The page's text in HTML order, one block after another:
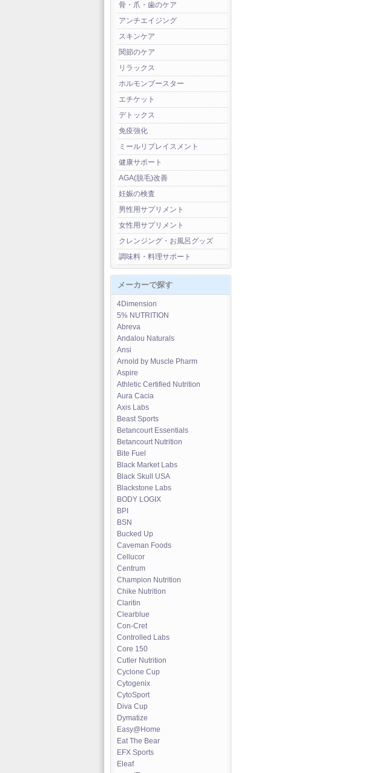
骨・爪・歯のケア
アンチエイジング
スキンケア
関節のケア
リラックス
ホルモンブースター
エチケット
デトックス
免疫強化
ミールリプレイスメント
健康サポート
AGA(脱毛)改善
妊娠の検査
男性用サプリメント
女性用サプリメント
クレンジング・お風呂グッズ
調味料・料理サポート
メーカーで探す
4Dimension
5% NUTRITION
Abreva
Andalou Naturals
Ansi
Arnold by Muscle Pharm
Aspire
Athletic Certified Nutrition
Aura Cacia
Axis Labs
Beast Sports
Betancourt Essentials
Betancourt Nutrition
Bite Fuel
Black Market Labs
Black Skull USA
Blackstone Labs
BODY LOGIX
BPI
BSN
Bucked Up
Caveman Foods
Cellucor
Centrum
Champion Nutrition
Chike Nutrition
Claritin
Clearblue
Con-Cret
Controlled Labs
Core 150
Cutler Nutrition
Cyclone Cup
Cytogenix
CytoSport
Diva Cup
Dymatize
Easy@Home
Eat The Bear
EFX Sports
Eleaf